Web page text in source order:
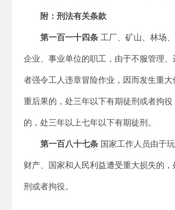
附：刑法有关条款
第一百一十四条 工厂、矿山、林场
企业、事业单位的职工，由于不服管理
者强令工人违章冒险作业，因而发生重
重后果的，处三年以下有期徒刑或者拘
的，处三年以上七年以下有期徒刑。
第一百八十七条 国家工作人员由于
财产、国家和人民利益遭受重大损失的
刑或者拘役。